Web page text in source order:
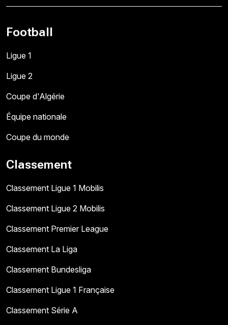
Football
Ligue 1
Ligue 2
Coupe d'Algérie
Équipe nationale
Coupe du monde
Classement
Classement Ligue 1 Mobilis
Classement Ligue 2 Mobilis
Classement Premier League
Classement La Liga
Classement Bundesliga
Classement Ligue 1 Française
Classement Série A